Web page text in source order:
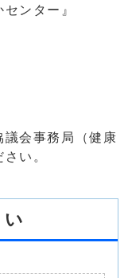
ンター』
会事務局（健康
い。